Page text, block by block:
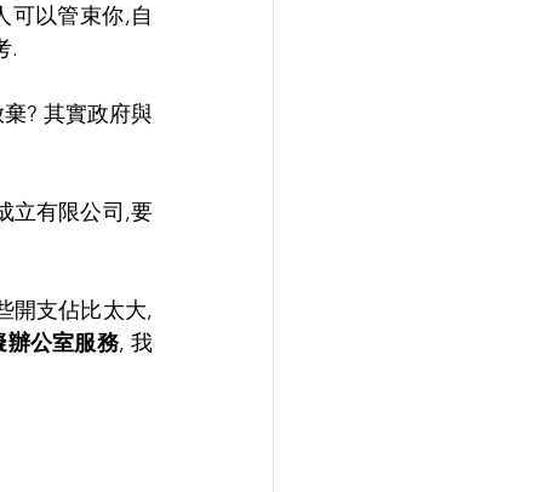
可以管束你,自
.
? 其實政府與
立有限公司,要
開支佔比太大,
辦公室服務, 我